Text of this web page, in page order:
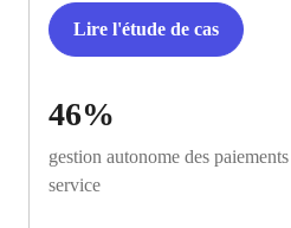
Lire l'étude de cas
46%
gestion autonome des
service